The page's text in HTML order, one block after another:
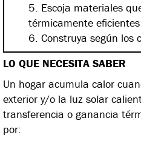
5. Escoja materiales
térmicamente eficientes
6. Construya según los
LO QUE NECESITA SABER
Un hogar acumula calor
exterior y/o la luz solar
transferencia o ganancia
por: